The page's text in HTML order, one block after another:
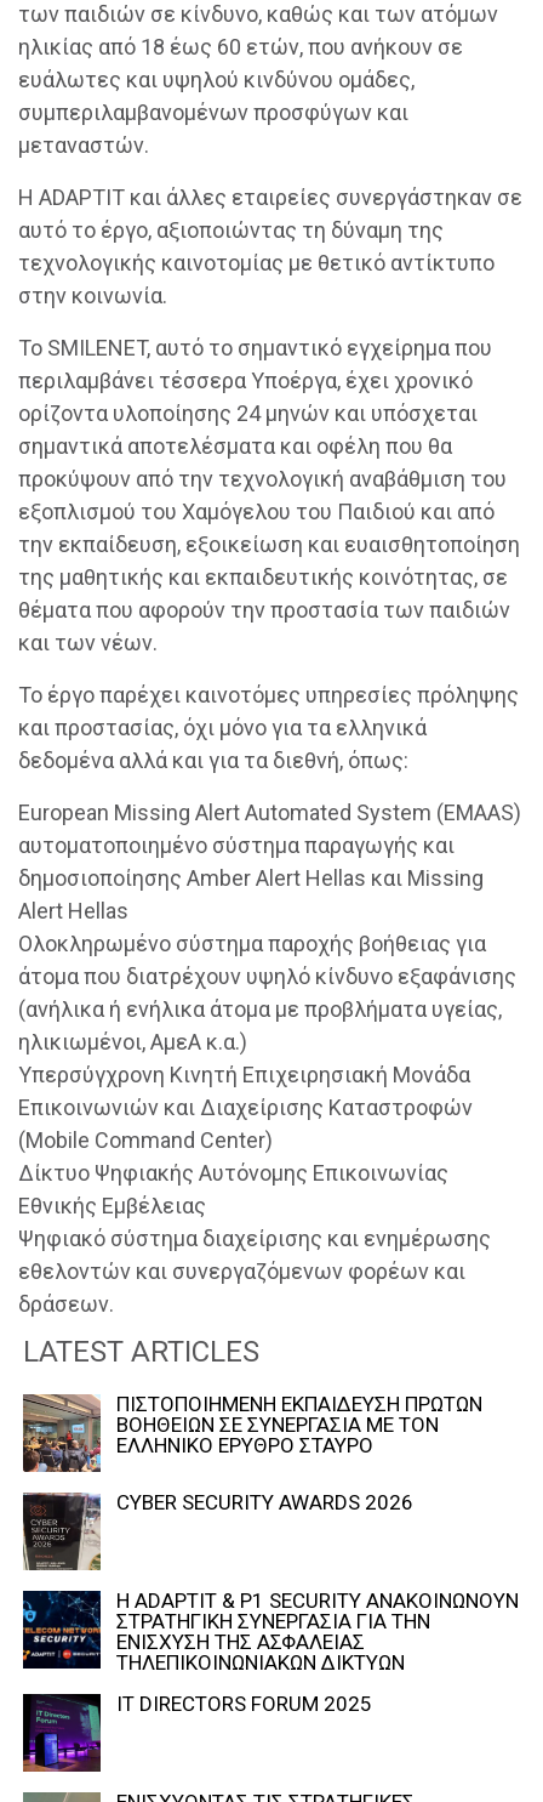
των παιδιών σε κίνδυνο, καθώς και των ατόμων
ηλικίας από 18 έως 60 ετών, που ανήκουν σε
ευάλωτες και υψηλού κινδύνου ομάδες,
συμπεριλαμβανομένων προσφύγων και
μεταναστών.
Η ADAPTIT και άλλες εταιρείες συνεργάστηκαν σε
αυτό το έργο, αξιοποιώντας τη δύναμη της
τεχνολογικής καινοτομίας με θετικό αντίκτυπο
στην κοινωνία.
Το SMILENET, αυτό το σημαντικό εγχείρημα που
περιλαμβάνει τέσσερα Υποέργα, έχει χρονικό
ορίζοντα υλοποίησης 24 μηνών και υπόσχεται
σημαντικά αποτελέσματα και οφέλη που θα
προκύψουν από την τεχνολογική αναβάθμιση του
εξοπλισμού του Χαμόγελου του Παιδιού και από
την εκπαίδευση, εξοικείωση και ευαισθητοποίηση
της μαθητικής και εκπαιδευτικής κοινότητας, σε
θέματα που αφορούν την προστασία των παιδιών
και των νέων.
Το έργο παρέχει καινοτόμες υπηρεσίες πρόληψης
και προστασίας, όχι μόνο για τα ελληνικά
δεδομένα αλλά και για τα διεθνή, όπως:
European Missing Alert Automated System (EMAAS)
αυτοματοποιημένο σύστημα παραγωγής και
δημοσιοποίησης Amber Alert Hellas και Missing
Alert Hellas
Ολοκληρωμένο σύστημα παροχής βοήθειας για
άτομα που διατρέχουν υψηλό κίνδυνο εξαφάνισης
(ανήλικα ή ενήλικα άτομα με προβλήματα υγείας,
ηλικιωμένοι, ΑμεΑ κ.α.)
Υπερσύγχρονη Κινητή Επιχειρησιακή Μονάδα
Επικοινωνιών και Διαχείρισης Καταστροφών
(Mobile Command Center)
Δίκτυο Ψηφιακής Αυτόνομης Επικοινωνίας
Εθνικής Εμβέλειας
Ψηφιακό σύστημα διαχείρισης και ενημέρωσης
εθελοντών και συνεργαζόμενων φορέων και
δράσεων.
LATEST ARTICLES
ΠΙΣΤΟΠΟΙΗΜΕΝΗ ΕΚΠΑΙΔΕΥΣΗ ΠΡΩΤΩΝ
ΒΟΗΘΕΙΩΝ ΣΕ ΣΥΝΕΡΓΑΣΙΑ ΜΕ ΤΟΝ
ΕΛΛΗΝΙΚΟ ΕΡΥΘΡΟ ΣΤΑΥΡΟ
CYBER SECURITY AWARDS 2026
Η ADAPTIT & P1 SECURITY ΑΝΑΚΟΙΝΩΝΟΥΝ
ΣΤΡΑΤΗΓΙΚΗ ΣΥΝΕΡΓΑΣΙΑ ΓΙΑ ΤΗΝ
ΕΝΙΣΧΥΣΗ ΤΗΣ ΑΣΦΑΛΕΙΑΣ
ΤΗΛΕΠΙΚΟΙΝΩΝΙΑΚΩΝ ΔΙΚΤΥΩΝ
IT DIRECTORS FORUM 2025